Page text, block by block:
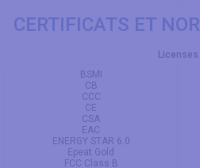
CERTIFICATS ET
Licenses
BSMI
CB
CCC
CE
CSA
EAC
ENERGY STAR 6.0
Epeat Gold
FCC Class B